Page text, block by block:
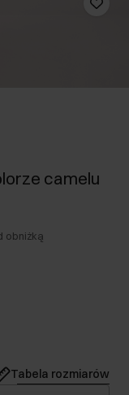
camelu
obniżką
Tabela rozmiarów